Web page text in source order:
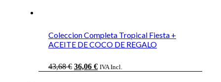
Coleccion Completa Tropical Fiesta +
ACEITE DE COCO DE REGALO
43,68€ El
36,06 €ElIVA Incl.